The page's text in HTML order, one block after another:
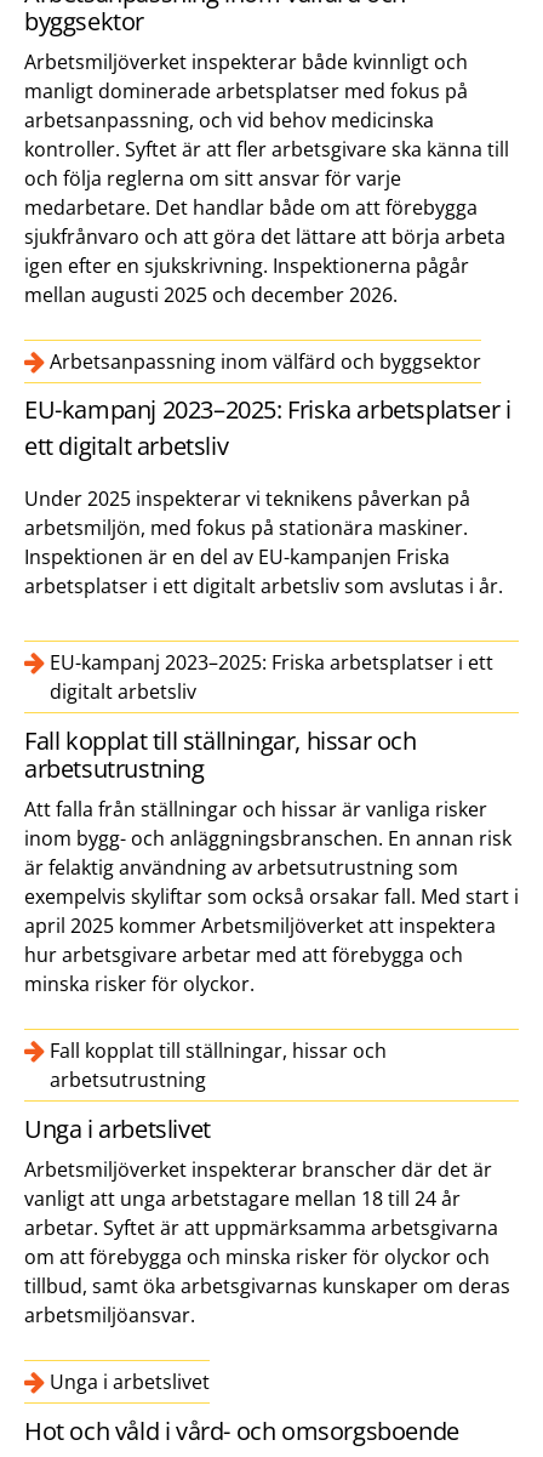
byggsektor
Arbetsmiljöverket inspekterar både kvinnligt och
manligt dominerade arbetsplatser med fokus på
arbetsanpassning, och vid behov medicinska
kontroller. Syftet är att fler arbetsgivare ska känna till
och följa reglerna om sitt ansvar för varje
medarbetare. Det handlar både om att förebygga
sjukfrånvaro och att göra det lättare att börja arbeta
igen efter en sjukskrivning. Inspektionerna pågår
mellan augusti 2025 och december 2026.
Arbetsanpassning inom välfärd och byggsektor
EU-kampanj 2023–2025: Friska arbetsplatser i
ett digitalt arbetsliv
Under 2025 inspekterar vi teknikens påverkan på
arbetsmiljön, med fokus på stationära maskiner.
Inspektionen är en del av EU-kampanjen Friska
arbetsplatser i ett digitalt arbetsliv som avslutas i år.
EU-kampanj 2023–2025: Friska arbetsplatser i ett
digitalt arbetsliv
Fall kopplat till ställningar, hissar och
arbetsutrustning
Att falla från ställningar och hissar är vanliga risker
inom bygg- och anläggningsbranschen. En annan risk
är felaktig användning av arbetsutrustning som
exempelvis skyliftar som också orsakar fall. Med start i
april 2025 kommer Arbetsmiljöverket att inspektera
hur arbetsgivare arbetar med att förebygga och
minska risker för olyckor.
Fall kopplat till ställningar, hissar och
arbetsutrustning
Unga i arbetslivet
Arbetsmiljöverket inspekterar branscher där det är
vanligt att unga arbetstagare mellan 18 till 24 år
arbetar. Syftet är att uppmärksamma arbetsgivarna
om att förebygga och minska risker för olyckor och
tillbud, samt öka arbetsgivarnas kunskaper om deras
arbetsmiljöansvar.
Unga i arbetslivet
Hot och våld i vård- och omsorgsboende